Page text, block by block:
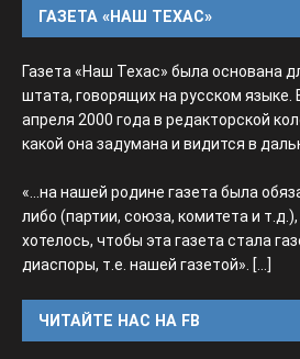
ГАЗЕТА «НАШ ТЕХАС»
Газета «Наш Техас» была основана
штата, говорящих на русском языке.
апреля 2000 года в редакторской
какой она задумана и видится в
«...на нашей родине газета была
либо (партии, союза, комитета и
хотелось, чтобы эта газета стала
диаспоры, т.е. нашей газетой». [...]
ЧИТАЙТЕ НАС НА FB